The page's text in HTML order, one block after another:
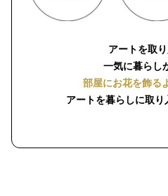
アートを取
一気に暮らし
部屋にお花を飾る
アートを暮らしに取